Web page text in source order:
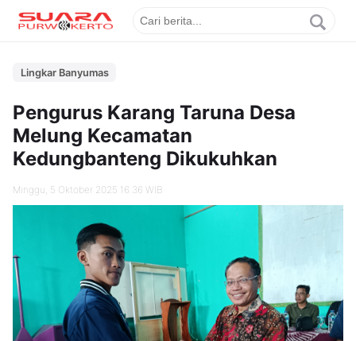
Lingkar Banyumas
Pengurus Karang Taruna Desa
Melung Kecamatan
Kedungbanteng Dikukuhkan
Minggu, 5 Oktober 2025 16.36 WIB